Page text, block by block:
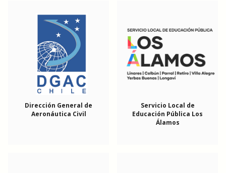
Dirección General de
Aeronáutica Civil
Servicio Local de
Educación Pública Los
Álamos